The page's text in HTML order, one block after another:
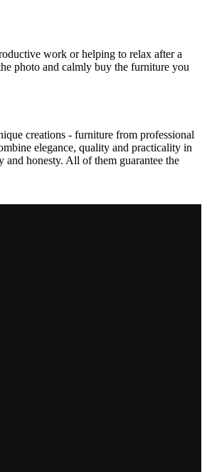
work or helping to relax after a
photo and calmly buy the furniture you
creations - furniture from professional
elegance, quality and practicality in
honesty. All of them guarantee the